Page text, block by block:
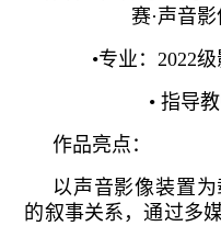
赛·声音影
•专业：2022
• 指导
作品亮点：
以声音影像装置
的叙事关系，通过多